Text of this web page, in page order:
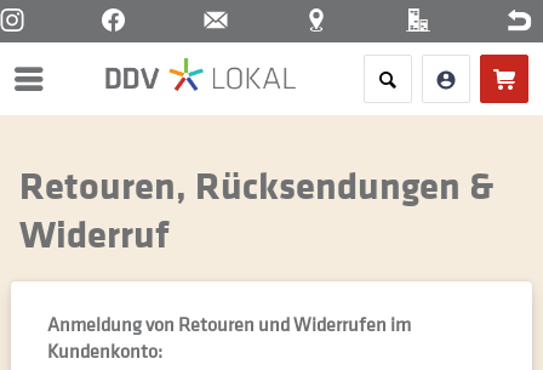
Menü
Retouren, Rücksendungen &
Widerruf
Anmeldung von Retouren und Widerrufen im
Kundenkonto: